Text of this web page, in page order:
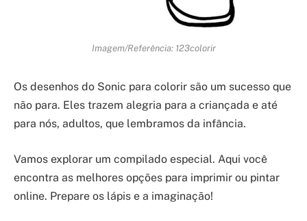
Imagem/Referência: 123colorir
Os desenhos do Sonic para colorir são um sucesso que
não para. Eles trazem alegria para a criançada e até
para nós, adultos, que lembramos da infância.
Vamos explorar um compilado especial. Aqui você
encontra as melhores opções para imprimir ou pintar
online. Prepare os lápis e a imaginação!